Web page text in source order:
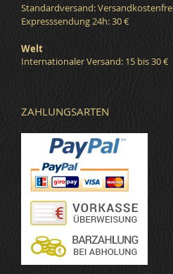
Standardversand:
Expresssendung 24h: 30 €
Welt
Internationaler Versand: 15 bis 30 €
ZAHLUNGSARTEN